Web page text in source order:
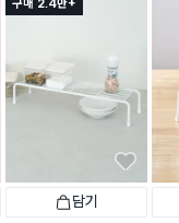
구매 2.4만+
담기